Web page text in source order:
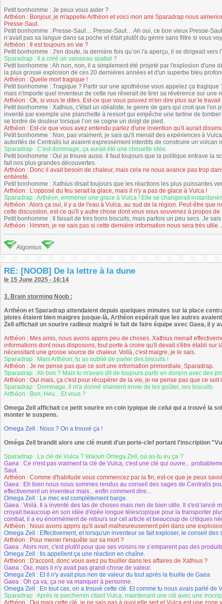
Petit bonhomme : Je peux vous aider ?
Arthéon : Bonjour, je m'appelle Arthéon et voici mon ami Sparadrap nous
Presse-Saut.
Petit bonhomme : Presse-Saut… Presse-Saut… Ah oui, ce bon vieux Presse-
n’avait pas sa langue dans sa poche et était plutôt du genre sans filtre si vous
Arthéon : Il est toujours en vie ?
Petit bonhomme : J'en doute, la dernière fois qu’on l'a aperçu, il se dirigeait vers
Sparadrap : Il a créé un vaisseau spatial ?
Petit bonhomme : Ah non, non, il a simplement été projeté par l'explosion d'une
la plus grosse explosion de ces 20 dernières années et d'un superbe bleu
Arthéon : Quelle mort tragique !
Petit bonhomme : Tragique ? Partir sur une apothéose vous appelez ça
mais n'importe quel inventeur de cette rue rêverait de tirer sa révérence sur une
Arthéon : Ok, si vous le dites. Est-ce que vous pouvez m'en dire plus sur le
Petit bonhomme : Xathius, c'était un idéaliste, le genre de gars qui croit que
inventé par exemple une planchette à ressort qui empêche une tartine de
se tordre de douleur lorsque l’on se cogne un doigt de pied.
Arthéon : Est-ce que vous avez entendu parlez d'une invention qu'il aurait
Petit bonhomme : Non, pas vraiment, je sais qu'il menait des expériences à
autorités de Centralis lui avaient expressément interdits de construire un volcan
Sparadrap : C'est dommage, ça aurait été une chouette idée.
Petit bonhomme : Oui je trouve aussi. Il faut toujours que la politique entrave la
fait nos plus grandes découvertes.
Arthéon : Donc il avait besoin de chaleur, mais cela ne nous avance pas trop
entièreté.
Petit bonhomme : Xathius disait toujours que les réactions les plus puissantes
Arthéon : L’opposé du feu serait la glace, mais il n'y a pas de glace à Vulca !
Sparadrap : Arthéon, emmener une glace à Vulca ! Elle se changerait
Arthéon : Alors ça oui, il y a de l'eau à Vulca, au sud de la région. Peut-être que
cette discussion, est-ce qu'il y autre chose dont vous vous souvenez à propos de
Petit bonhomme : Il faisait de très bons biscuits, mais parfois un peu secs. Je
Arthéon : Hmmm, je ne sais pas si cette dernière information nous sera très
Algomius
RE: [NOOB] De la lettre à la dune
le 15 June 2025 - 16:14
3. Brain storming Noob :
Arthéon et Sparadrap attendaient depuis quelques minutes sur la place
pistes étaient bien maigres jusque-là, Arthéon espérait que les autres
Zell affichait un sourire radieux malgré le fait de faire équipe avec Gaea, il y
Arthéon : Mes amis, nous avons appris peu de choses. Xathius menait
informations dont nous disposons, tout porte à croire qu'il devait s'être établi
nécessitant une grosse source de chaleur. Voilà, c'est maigre, je le sais.
Sparadrap : Mais Arthéon, tu as oublié de parler des biscuits !
Arthéon : Je ne pense pas que ce soit une information primordiale, Sparadrap.
Sparadrap : Ah bon ? Mais tu m'avais dit de toujours partir en donjon avec des
Arthéon : Oui mais, ça c'est pour récupérer de la vie, je ne pense pas que ce
Sparadrap : Dommage, il m'a donné vraiment envie de les goûter, ses biscuits.
Arthéon : Bon, Heu... Et vous ?
Omega Zell affichait ce petit sourire en coin typique de celui qui a trouvé la
monter le suspens.
Omega Zell : Nous ? On a trouvé ça !
Oméga Zell brandit alors une clé munit d'un porte-clef portant l'inscription
Sparadrap : La clé de Vulca ? Waouh Omega Zell, où as-tu eu ça ?
Gaea : Ce n'est pas vraiment la clé de Vulca, c'est une clé qui ouvre...
Saut.
Arthéon : Comme d'habitude vous commencez par la fin, est-ce que je peux
Gaea : Eh bien nous nous sommes rendus au conseil des sages de Centralis
effectivement un inventeur mais... enfin comment dire...
Omega Zell : Le mec est complètement barge.
Gaea : Voilà. Il a inventé des tas de choses mais rien de bien utile. Il s'est lancé
croyait beaucoup en son idée d'épée longue télescopique pour la transporter
combat, il a eu énormément de retours sur cet article et beaucoup de critiques
Arthéon : Nous avons appris qu'il avait malheureusement péri dans une
Omega Zell : Effectivement, et lorsqu'un inventeur se fait exploser, le conseil des
Arthéon : Pour mener l'enquête sur sa mort ?
Gaea : Alors non, c'est plutôt pour que ses voisins ne s’emparent pas des
Omega Zell : Ils appellent ça une réaction en chaîne.
Arthéon : D'accord, donc vous avez pu fouiller dans les affaires de Xathius ?
Gaea : Oui, mais il n'y avait pas grand-chose de valeur.
Omega Zell : Et il n'y avait plus rien de valeur du tout après la fouille de Gaea
Gaea : Oh ça va, ça ne va manquer à personne.
Omega Zell : En tout cas, on a trouvé cette clé. Et comme tu nous avais parlé de
Sparadrap : Après le parchemin citant Vulca, maintenant une clé avec une
Arthéon : Oui mais cette clé, je ne sais pas à quoi elle sert et Vulca est une